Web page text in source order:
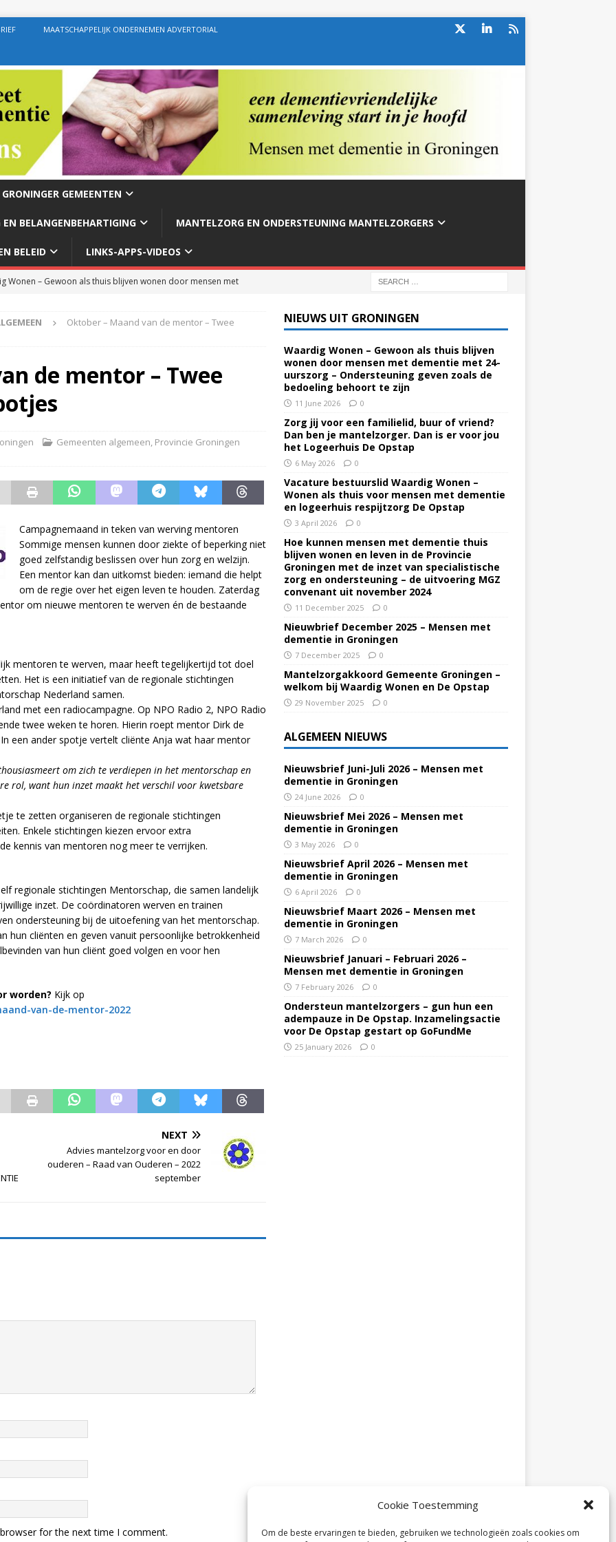
Cookie Toestemming
Om de beste ervaringen te bieden, gebruiken we technologieën zoals cookies om
MAATSCHAPPELIJK ONDERNEMEN ADVERTORIAL
GEMEENTEN
BELANGENBEHARTIGING MANTELZORG EN ONDERSTEUNING MANTELZORGERS
BELEID LINKS-APPS-VIDEOS
Wonen – Gewoon als thuis blijven wonen door mensen met
De Opstap
GRONINGEN
Mei 2026 – Mensen met dementie in Groningen
April 2026 – Mensen met dementie in Groningen
Juni-Juli 2026 – Mensen met dementie in Groningen
Oktober – Maand van de mentor – Twee
de mentor – Twee
Gemeenten algemeen Provincie Groningen
Campagnemaand in teken van werving mentoren
Sommige mensen kunnen door ziekte of beperking niet
goed zelfstandig beslissen over hun zorg en welzijn.
Een mentor kan dan uitkomst bieden: iemand die helpt
om de regie over het eigen leven te houden. Zaterdag
om nieuwe mentoren te werven én de bestaande
mentoren te werven, maar heeft tegelijkertijd tot doel
Het is een initiatief van de regionale stichtingen
Nederland samen.
met een radiocampagne. Op NPO Radio 2, NPO Radio
twee weken te horen. Hierin roept mentor Dirk de
een ander spotje vertelt cliënte Anja wat haar mentor
om zich te verdiepen in het mentorschap en
rol, want hun inzet maakt het verschil voor kwetsbare
te zetten organiseren de regionale stichtingen
Enkele stichtingen kiezen ervoor extra
kennis van mentoren nog meer te verrijken.
regionale stichtingen Mentorschap, die samen landelijk
inzet. De coördinatoren werven en trainen
ondersteuning bij de uitoefening van het mentorschap.
hun cliënten en geven vanuit persoonlijke betrokkenheid
van hun cliënt goed volgen en voor hen
worden? Kijk op
van-de-mentor-2022
NEXT
Advies mantelzorg voor en door
ouderen – Raad van Ouderen – 2022
september
for the next time I comment.
NIEUWS UIT GRONINGEN
Waardig Wonen – Gewoon als thuis blijven
wonen door mensen met dementie met 24-
uurszorg – Ondersteuning geven zoals de
bedoeling behoort te zijn
11 June 2026 0
Zorg jij voor een familielid, buur of vriend?
Dan ben je mantelzorger. Dan is er voor jou
het Logeerhuis De Opstap
6 May 2026 0
Vacature bestuurslid Waardig Wonen –
Wonen als thuis voor mensen met dementie
en logeerhuis respijtzorg De Opstap
3 April 2026 0
Hoe kunnen mensen met dementie thuis
blijven wonen en leven in de Provincie
Groningen met de inzet van specialistische
zorg en ondersteuning – de uitvoering MGZ
convenant uit november 2024
11 December 2025 0
Nieuwbrief December 2025 – Mensen met
dementie in Groningen
7 December 2025 0
Mantelzorgakkoord Gemeente Groningen –
welkom bij Waardig Wonen en De Opstap
29 November 2025 0
ALGEMEEN NIEUWS
Nieuwsbrief Juni-Juli 2026 – Mensen met
dementie in Groningen
24 June 2026 0
Nieuwsbrief Mei 2026 – Mensen met
dementie in Groningen
3 May 2026 0
Nieuwsbrief April 2026 – Mensen met
dementie in Groningen
6 April 2026 0
Nieuwsbrief Maart 2026 – Mensen met
dementie in Groningen
7 March 2026 0
Nieuwsbrief Januari – Februari 2026 –
Mensen met dementie in Groningen
7 February 2026 0
Ondersteun mantelzorgers – gun hun een
adempauze in De Opstap. Inzamelingsactie
voor De Opstap gestart op GoFundMe
25 January 2026 0